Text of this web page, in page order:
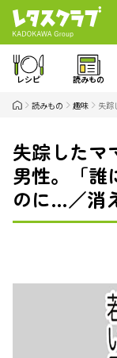
レシピ 読みもの
読みもの 趣味 失踪
失踪したマ
男性。「誰
のに…／消